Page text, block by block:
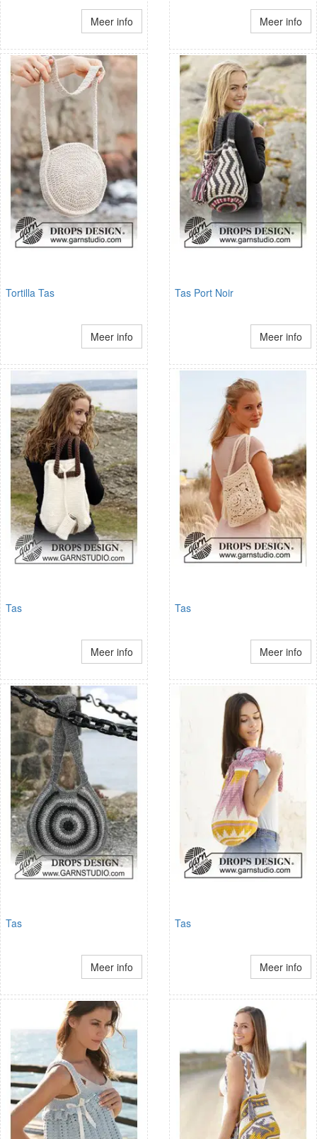
Meer info Meer info
Tortilla Tas
Meer info
Tas Port Noir
Meer info
Tas
Meer info
Tas
Meer info
Tas
Meer info
Tas
Meer info